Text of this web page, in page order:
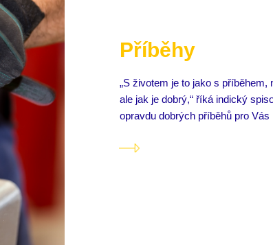
Příběhy
„S životem je to jako s příběhem,
ale jak je dobrý,“ říká indický
opravdu dobrých příběhů pro Vás